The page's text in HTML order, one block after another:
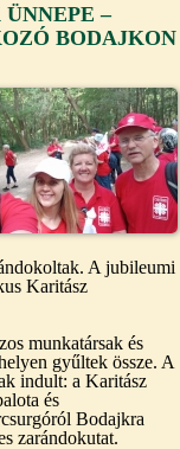
–
BODAJKON
A jubileumi
Karitász
munkatársak és
gyűltek össze. A
indult: a Karitász
és
Bodajkra
zarándokutat.